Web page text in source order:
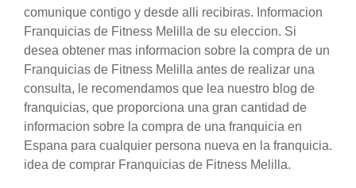
comunique contigo y desde alli recibiras. Informacion
Franquicias de Fitness Melilla de su eleccion. Si
desea obtener mas informacion sobre la compra de un
Franquicias de Fitness Melilla antes de realizar una
consulta, le recomendamos que lea nuestro blog de
franquicias, que proporciona una gran cantidad de
informacion sobre la compra de una franquicia en
Espana para cualquier persona nueva en la franquicia.
idea de comprar Franquicias de Fitness Melilla.